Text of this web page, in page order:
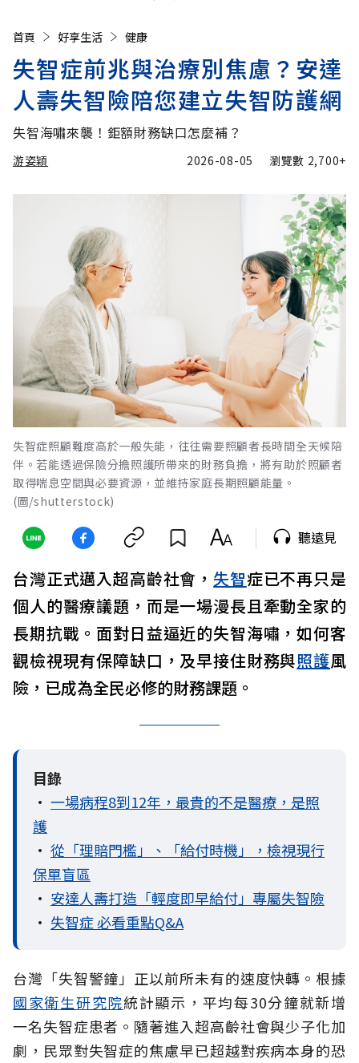
首頁 好享生活 健康
失智症前兆與治療別焦慮？安達
人壽失智險陪您建立失智防護網
失智海嘯來襲！鉅額財務缺口怎麼補？
游姿穎 2026-08-05 瀏覽數 2,700+
失智症照顧難度高於一般失能，往往需要照顧者長時間全天候陪
伴。若能透過保險分擔照護所帶來的財務負擔，將有助於照顧者
取得喘息空間與必要資源，並維持家庭長期照顧能量。
(圖/shutterstock)
聽遠見
台灣正式邁入超高齡社會， 失智症已不再只是
個人的醫療議題，而是一場漫長且牽動全家的
長期抗戰。面對日益逼近的失智海嘯，如何客
觀檢視現有保障缺口，及早接住財務與照護風
險，已成為全民必修的財務課題。
目錄
• 一場病程8到12年，最貴的不是醫療，是照
護
• 從「理賠門檻」、「給付時機」，檢視現行
保單盲區
• 安達人壽打造「輕度即早給付」專屬失智險
• 失智症 必看重點Q&A
台灣「失智警鐘」正以前所未有的速度快轉。根據
國家衛生研究院統計顯示，平均每30分鐘就新增
一名失智症患者。隨著進入超高齡社會與少子化加
劇，民眾對失智症的焦慮早已超越對疾病本身的恐